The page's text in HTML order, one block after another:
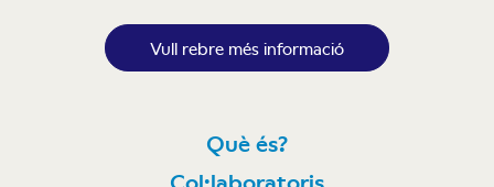
Vull rebre més informació
Què és?